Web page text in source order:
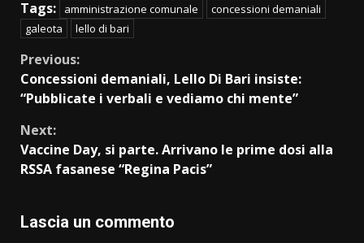
Tags:
amministrazione comunale
concessioni demaniali
galeota
lello di bari
Continue
Reading
Previous:
Concessioni demaniali, Lello Di Bari insiste:
“Pubblicate i verbali e vediamo chi mente”
Next:
Vaccine Day, si parte. Arrivano le prime dosi alla
RSSA fasanese “Regina Pacis”
Lascia un commento